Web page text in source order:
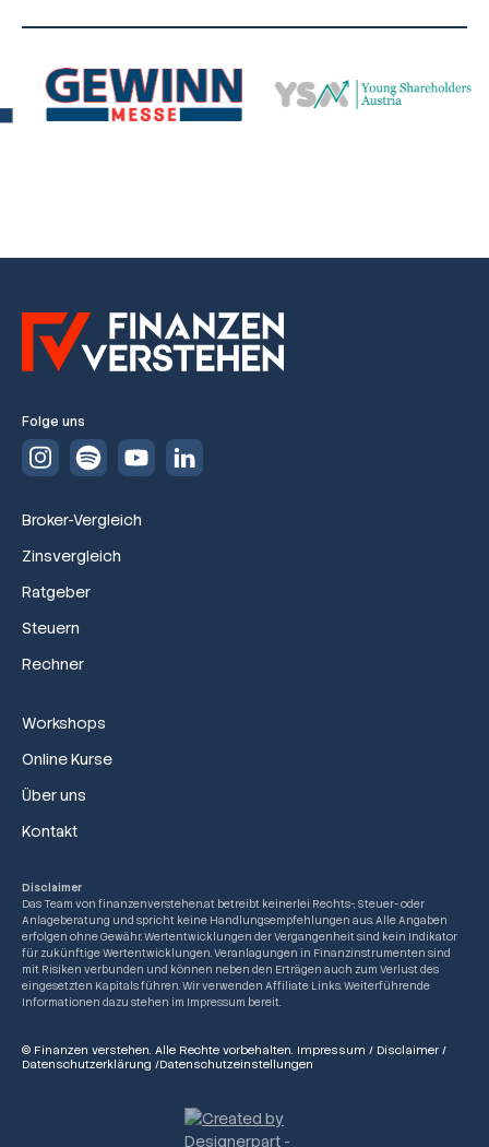
Folge uns
Broker-Vergleich
Zinsvergleich
Ratgeber
Steuern
Rechner
Workshops
Online Kurse
Über uns
Kontakt
Disclaimer
Das Team von finanzenverstehen.at betreibt keinerlei Rechts-, Steuer- oder
Anlageberatung und spricht keine Handlungsempfehlungen aus. Alle Angaben
erfolgen ohne Gewähr. Wertentwicklungen der Vergangenheit sind kein Indikator
für zukünftige Wertentwicklungen. Veranlagungen in Finanzinstrumenten sind
mit Risiken verbunden und können neben den Erträgen auch zum Verlust des
eingesetzten Kapitals führen. Wir verwenden Affiliate Links. Weiterführende
Informationen dazu stehen im Impressum bereit.
© Finanzen verstehen. Alle Rechte vorbehalten. Impressum / Disclaimer /
Datenschutzerklärung /Datenschutzeinstellungen